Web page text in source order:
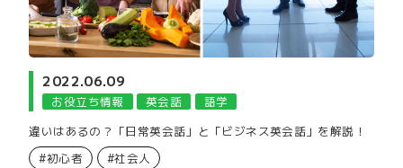
2022.06.09
お役立ち情報 英会話
語学
違いはあるの？「日常英会話」と「ビジネス英会話」を解説！
#初心者
#社会人